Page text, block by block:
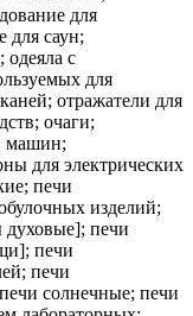
для
для саун;
одеяла с
для
отражатели для
очаги;
машин;
для электрических
печи
изделий;
печи
печи
печи
солнечные; печи